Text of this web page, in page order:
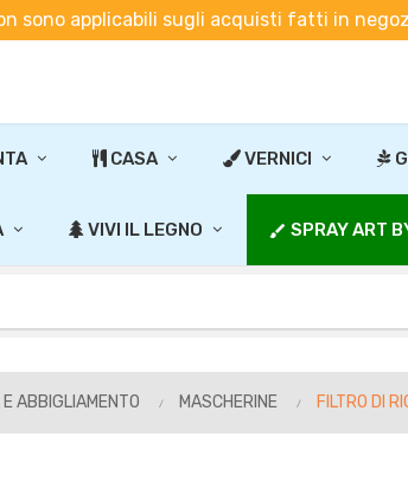
sono applicabili sugli acquisti fatti in
CASA VERNICI
VIVI IL LEGNO brush SPRAY ART
ABBIGLIAMENTO MASCHERINE FILTRO DI